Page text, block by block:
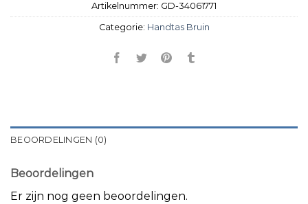
Artikelnummer: GD-34061771
Categorie: Handtas Bruin
BEOORDELINGEN (0)
Beoordelingen
Er zijn nog geen beoordelingen.